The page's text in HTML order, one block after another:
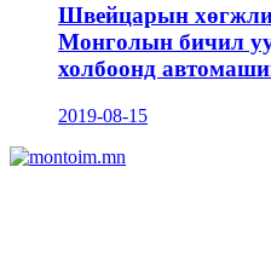
Швейцарын
Монголын бичил
холбоонд
2019-08-15